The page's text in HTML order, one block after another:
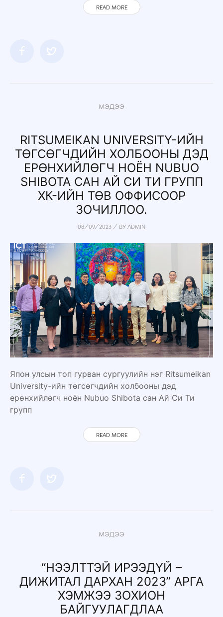
READ MORE
МЭДЭЭ
RITSUMEIKAN UNIVERSITY-ИЙН
ТӨГСӨГЧДИЙН ХОЛБООНЫ ДЭД
ЕРӨНХИЙЛӨГЧ НОЁН NUBUO
SHIBOTA САН АЙ СИ ТИ ГРУПП
ХК-ИЙН ТӨВ ОФФИСООР
ЗОЧИЛЛОО.
08/09/2023 / BY ADMIN
Япон улсын топ гурван сургуулийн нэг Ritsumeikan
University-ийн төгсөгчдийн холбооны дэд
ерөнхийлөгч ноён Nubuo Shibota сан Ай Си Ти
групп
READ MORE
МЭДЭЭ
“НЭЭЛТТЭЙ ИРЭЭДҮЙ –
ДИЖИТАЛ ДАРХАН 2023” АРГА
ХЭМЖЭЭ ЗОХИОН
БАЙГУУЛАГДЛАА